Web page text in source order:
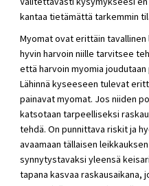
kantaa tietämättä tarkemmin
Myomat ovat erittäin
hyvin harvoin niille tarvitsee
että harvoin myomia
Lähinnä kyseeseen tulevat
painavat myomat. Jos niiden
katsotaan tarpeelliseksi
tehdä. On punnittava riskit ja
avaamaan tällaisen
synnytystavaksi yleensä
tapana kasvaa raskausaikana,